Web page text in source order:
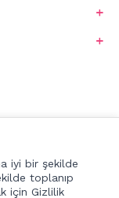
iyi bir şekilde
toplanıp
için Gizlilik